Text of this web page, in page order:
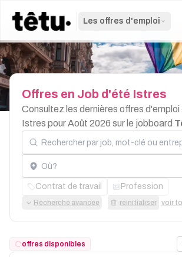
Les offres d'emploi
Offres en Job d'été Istres
Consultez les dernières offres
Istres pour Août 2026 sur le jobboard
Rechercher par job, mot-clé ou entreprise
Localisation
Contrat de travail Profession
Recherche avancée réinitialiser voir
offres disponibles